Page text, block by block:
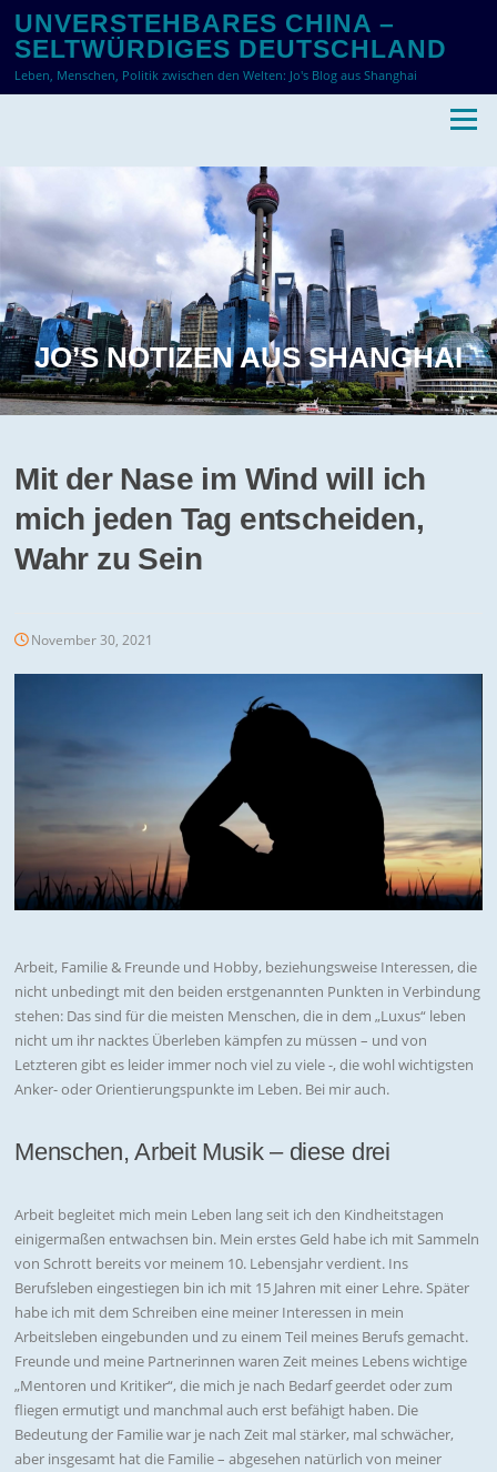
Zum
Inhalt
springen
UNVERSTEHBARES CHINA –
SELTWÜRDIGES DEUTSCHLAND
Leben, Menschen, Politik zwischen den Welten: Jo's Blog aus Shanghai
Menü
JO’S NOTIZEN AUS SHANGHAI
Mit der Nase im Wind will ich
mich jeden Tag entscheiden,
Wahr zu Sein
November 30, 2021
Arbeit, Familie & Freunde und Hobby, beziehungsweise Interessen, die
nicht unbedingt mit den beiden erstgenannten Punkten in Verbindung
stehen: Das sind für die meisten Menschen, die in dem „Luxus“ leben
nicht um ihr nacktes Überleben kämpfen zu müssen – und von
Letzteren gibt es leider immer noch viel zu viele -, die wohl wichtigsten
Anker- oder Orientierungspunkte im Leben. Bei mir auch.
Menschen, Arbeit Musik – diese drei
Arbeit begleitet mich mein Leben lang seit ich den Kindheitstagen
einigermaßen entwachsen bin. Mein erstes Geld habe ich mit Sammeln
von Schrott bereits vor meinem 10. Lebensjahr verdient. Ins
Berufsleben eingestiegen bin ich mit 15 Jahren mit einer Lehre. Später
habe ich mit dem Schreiben eine meiner Interessen in mein
Arbeitsleben eingebunden und zu einem Teil meines Berufs gemacht.
Freunde und meine Partnerinnen waren Zeit meines Lebens wichtige
„Mentoren und Kritiker“, die mich je nach Bedarf geerdet oder zum
fliegen ermutigt und manchmal auch erst befähigt haben. Die
Bedeutung der Familie war je nach Zeit mal stärker, mal schwächer,
aber insgesamt hat die Familie – abgesehen natürlich von meiner